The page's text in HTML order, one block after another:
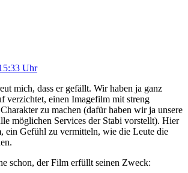
Uhr
mich, dass er gefällt. Wir haben ja ganz
verzichtet, einen Imagefilm mit streng
zu machen (dafür haben wir ja unsere
möglichen Services der Stabi vorstellt). Hier
ein Gefühl zu vermitteln, wie die Leute die
schon, der Film erfüllt seinen Zweck: